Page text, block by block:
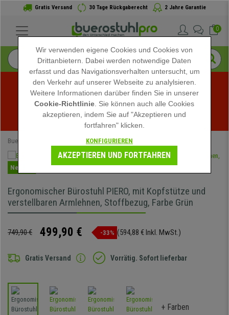
Gratis Versand 30 Tage Rückgaberecht 2 Jahre Garantie
0
Sommerschlussverkauf bei buerostuhlpro! Exklusive
Rabatte für kurze Zeit - Aktion ansehen -
Buerostuhlpro
Neuheit
Ergonomischer Bürostuhl PIERO, mit Kopfstütze und
verstellbaren Armlehnen, Stoffbezug, Farbe Grün
749,90 € 499,90 € -33% (594,88 € Inkl. MwSt.)
Gratis Versand Vorrätig. Sofort lieferbar
+ Farben
Wir verwenden eigene Cookies und Cookies von
Drittanbietern. Dabei werden notwendige Daten
erfasst und das Navigationsverhalten untersucht, um
den Verkehr auf unserer Webseite zu analylsieren.
Weitere Informationen darüber finden Sie in unserer
Cookie-Richtlinie . Sie können auch alle Cookies
akzeptieren, indem Sie auf "Akzeptieren und
fortfahren" klicken.
KONFIGURIEREN
AKZEPTIEREN UND FORTFAHREN